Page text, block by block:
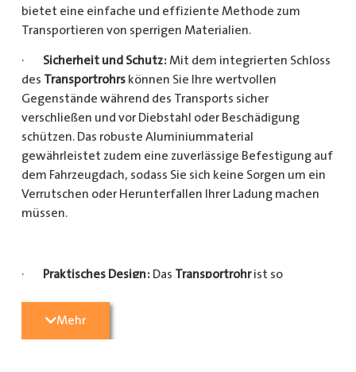
bietet eine einfache und effiziente Methode zum
Transportieren von sperrigen Materialien.
· Sicherheit und Schutz: Mit dem integrierten Schloss
des Transportrohrskönnen Sie Ihre wertvollen
Gegenstände während des Transports sicher
verschließen und vor Diebstahl oder Beschädigung
schützen. Das robuste Aluminiummaterial
gewährleistet zudem eine zuverlässige Befestigung auf
dem Fahrzeugdach, sodass Sie sich keine Sorgen um ein
Verrutschen oder Herunterfallen Ihrer Ladung machen
müssen.
· Praktisches Design: Das Transportrohrist so
Gegenständen sicher und einfach transportieren kann
Mehr